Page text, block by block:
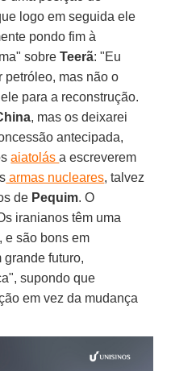
logo em seguida ele
pondo fim à
sobreTeerã: "Eu
petróleo, mas não o
para a reconstrução.
, mas os deixarei
antecipada,
aiatolása escreverem
armas nucleares, talvez
de Pequim. O
iranianos têm uma
e são bons em
grande futuro,
supondo que
em vez da mudança